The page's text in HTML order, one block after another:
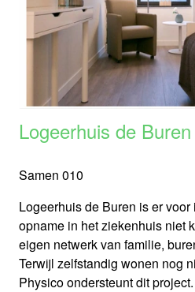
Logeerhuis de Buren
Samen 010
Logeerhuis de Buren is er
opname in het ziekenhuis niet
eigen netwerk van familie,
Terwijl zelfstandig wonen nog
Physico ondersteunt dit project.